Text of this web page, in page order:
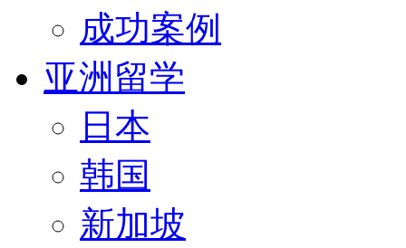
成功案例
亚洲留学
日本
韩国
新加坡